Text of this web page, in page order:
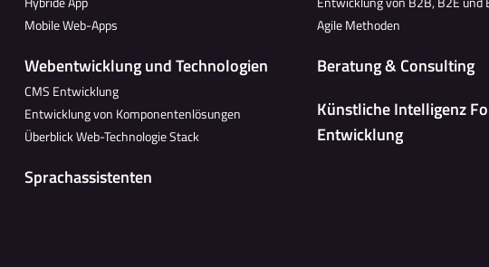
Mobile Web-Apps
Webentwicklung und Technologien
CMS Entwicklung
Entwicklung von Komponentenlösungen
Überblick Web-Technologie Stack
Sprachassistenten
Agile Methoden
Beratung & Consulting
Künstliche Intelligenz
Entwicklung